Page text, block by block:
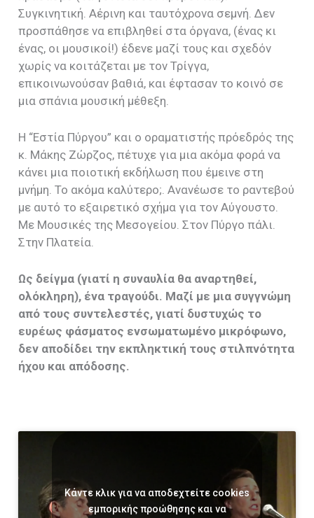
Συγκινητική. Αέρινη και ταυτόχρονα σεμνή. Δεν
προσπάθησε να επιβληθεί στα όργανα, (ένας κι
ένας, οι μουσικοί!) έδενε μαζί τους και σχεδόν
χωρίς να κοιτάζεται με τον Τρίγγα,
επικοινωνούσαν βαθιά, και έφτασαν το κοινό σε
μια σπάνια μουσική μέθεξη.
Η “Εστία Πύργου” και ο οραματιστής πρόεδρός της
κ. Μάκης Ζώρζος, πέτυχε για μια ακόμα φορά να
κάνει μια ποιοτική εκδήλωση που έμεινε στη
μνήμη. Το ακόμα καλύτερο;. Ανανέωσε το ραντεβού
με αυτό το εξαιρετικό σχήμα για τον Αύγουστο.
Με Μουσικές της Μεσογείου. Στον Πύργο πάλι.
Στην Πλατεία.
Ως δείγμα (γιατί η συναυλία θα αναρτηθεί,
ολόκληρη), ένα τραγούδι. Μαζί με μια συγγνώμη
από τους συντελεστές, γιατί δυστυχώς το
ευρέως φάσματος ενσωματωμένο μικρόφωνο,
δεν αποδίδει την εκπληκτική τους στιλπνότητα
ήχου και απόδοσης.
Κάντε κλικ για να αποδεχτείτε cookies
εμπορικής προώθησης και να